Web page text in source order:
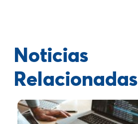
Noticias
Relacionadas